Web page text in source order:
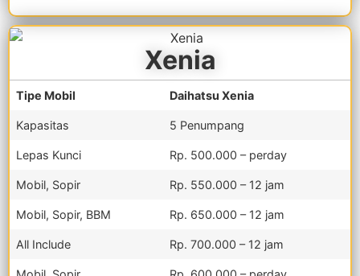
Xenia
Tipe Mobil Daihatsu Xenia
Kapasitas 5 Penumpang
Lepas Kunci Rp. 500.000 – perday
Mobil, Sopir Rp. 550.000 – 12 jam
Mobil, Sopir, BBM Rp. 650.000 – 12 jam
All Include Rp. 700.000 – 12 jam